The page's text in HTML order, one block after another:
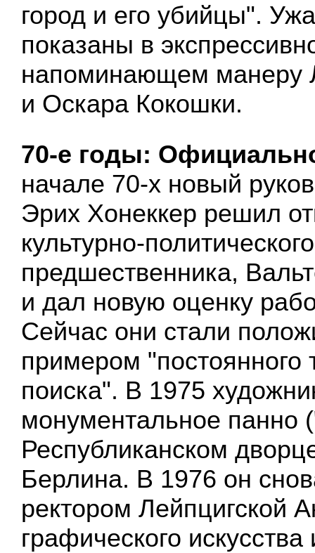
город и его убийцы".
показаны в
напоминающем манеру
и Оскара Кокошки.
70-е годы:
начале 70-х новый
Эрих Хонеккер решил
культурно-
предшественника,
и дал новую оценку
Сейчас они стали
примером "постоянного
поиска". В 1975
монументальное панно
Республиканском
Берлина. В 1976 он
ректором Лейпцигской
графического